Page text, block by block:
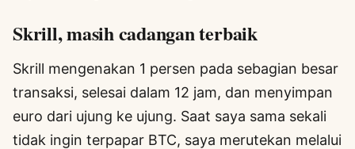
Skrill, masih cadangan terbaik
Skrill mengenakan 1 persen pada sebagian besar
transaksi, selesai dalam 12 jam, dan menyimpan
euro dari ujung ke ujung. Saat saya sama sekali
tidak ingin terpapar BTC, saya merutekan melalui